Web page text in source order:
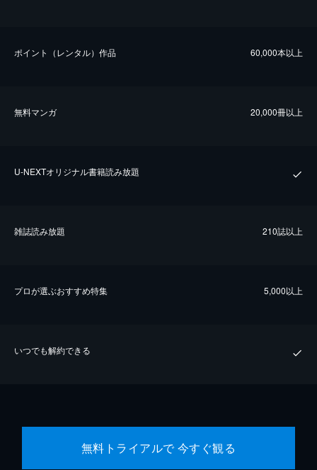
ポイント（レンタル）作品 60,000本以上
無料マンガ 20,000冊以上
U-NEXTオリジナル書籍読み放題
雑誌読み放題 210誌以上
プロが選ぶおすすめ特集 5,000以上
いつでも解約できる
無料トライアルで 今すぐ観る